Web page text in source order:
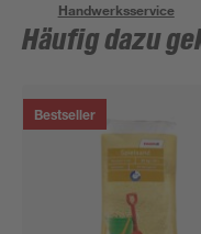
Handwerksservice
Häufig dazu
Bestseller